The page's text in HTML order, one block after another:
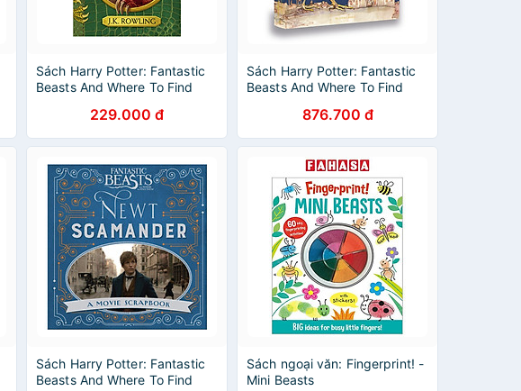
Sách Harry Potter: Fantastic
Beasts And Where To Find
229.000 đ
Sách Harry Potter: Fantastic
Beasts And Where To Find
Edition (English Book)
876.700 đ
Sách Harry Potter: Fantastic
Beasts And Where To Find
Sách ngoại văn: Fingerprint! -
Mini Beasts